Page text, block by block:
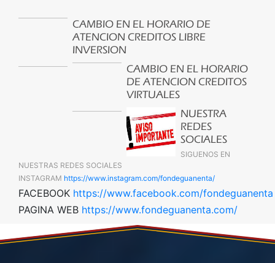
CAMBIO EN EL HORARIO DE
ATENCION CREDITOS LIBRE
INVERSION
CAMBIO EN EL HORARIO
DE ATENCION CREDITOS
VIRTUALES
NUESTRA
REDES
SOCIALES
SIGUENOS EN
NUESTRAS REDES SOCIALES
INSTAGRAM https://www.instagram.com/fondeguanenta/
FACEBOOK https://www.facebook.com/fondeguanenta
PAGINA WEB https://www.fondeguanenta.com/